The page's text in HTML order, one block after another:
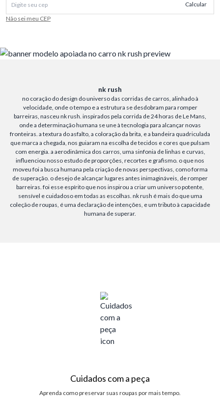
Calcular
Não sei meu CEP
nk rush
no coração do design do universo das corridas de carros, alinhado à
velocidade, onde o tempo e a estrutura se desdobram para romper
barreiras, nasceu nk rush. inspirados pela corrida de 24 horas de Le Mans,
onde a determinação humana se une à tecnologia para alcançar novas
fronteiras. a textura do asfalto, a coloração da brita, e a bandeira quadriculada
que marca a chegada, nos guiaram na escolha de tecidos e cores que pulsam
com energia. a aerodinâmica dos carros, uma sinfonia de linhas e curvas,
influenciou nosso estudo de proporções, recortes e grafismo. o que nos
moveu foi a busca humana pela criação de novas perspectivas, como forma
de superação. o desejo de alcançar lugares antes inimagináveis, de romper
barreiras. foi esse espírito que nos inspirou a criar um universo potente,
sensível e cuidadoso em todas as escolhas. nk rush é mais do que uma
coleção de roupas, é uma declaração de intenções, e um tributo à capacidade
humana de superar.
Cuidados com a peça
Aprenda como preservar suas roupas por mais tempo.